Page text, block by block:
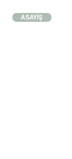
ASAYİŞ